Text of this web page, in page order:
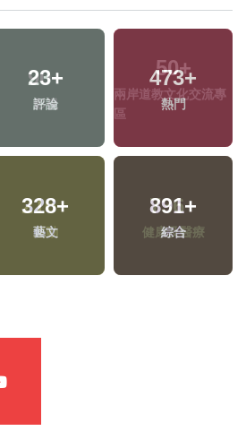
23+
評論
473+
熱門
328+
藝文
891+
綜合